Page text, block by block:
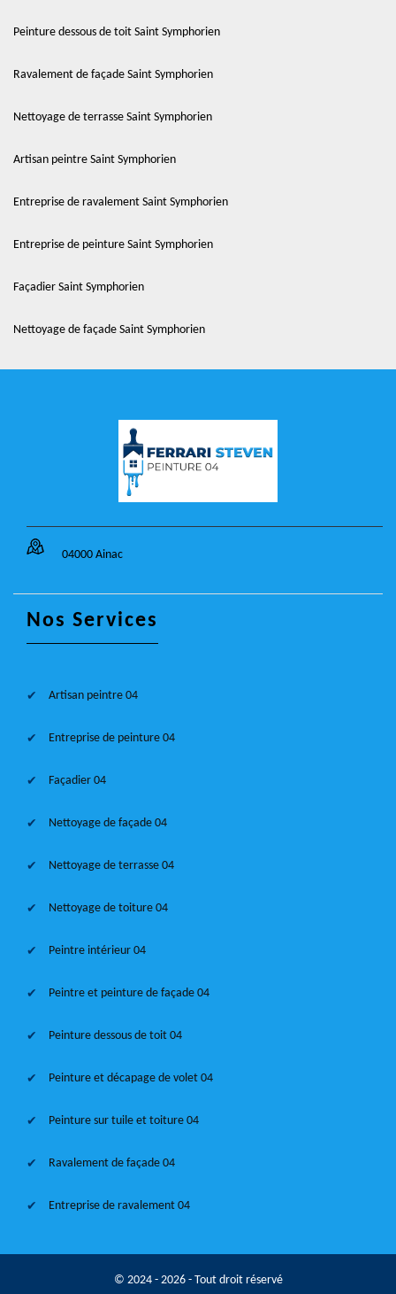
Peinture dessous de toit Saint Symphorien
Ravalement de façade Saint Symphorien
Nettoyage de terrasse Saint Symphorien
Artisan peintre Saint Symphorien
Entreprise de ravalement Saint Symphorien
Entreprise de peinture Saint Symphorien
Façadier Saint Symphorien
Nettoyage de façade Saint Symphorien
04000 Ainac
Nos Services
Artisan peintre 04
Entreprise de peinture 04
Façadier 04
Nettoyage de façade 04
Nettoyage de terrasse 04
Nettoyage de toiture 04
Peintre intérieur 04
Peintre et peinture de façade 04
Peinture dessous de toit 04
Peinture et décapage de volet 04
Peinture sur tuile et toiture 04
Ravalement de façade 04
Entreprise de ravalement 04
© 2024 - 2026 - Tout droit réservé